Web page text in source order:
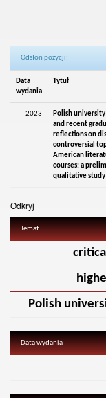
Odsłon pozycji:
Data
wydania
Tytuł
2023
Polish university
and recent
reflections on
controversial
American
courses: a
qualitative study
Odkryj
Temat
Polish
Data wydania